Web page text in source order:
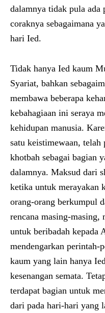
dalamnya tidak pula ada
coraknya sebagaimana
hari Ied.
Tidak hanya Ied kaum
Syariat, bahkan
membawa beberapa
kebahagiaan ini seraya
kehidupan manusia.
satu keistimewaan, telah
khotbah sebagai bagian
dalamnya. Maksud dari
ketika untuk merayakan
orang-orang berkumpul
rencana masing-masing,
untuk beribadah kepada
mendengarkan perintah-
kaum yang lain hanya
kesenangan semata.
terdapat bagian untuk
dari pada hari-hari yang